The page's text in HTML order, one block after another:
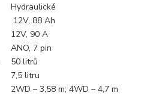
Hydraulické
12V, 88 Ah
12V, 90 A
ANO, 7 pin
50 litrů
7,5 litru
2WD – 3,58 m; 4WD – 4,7 m